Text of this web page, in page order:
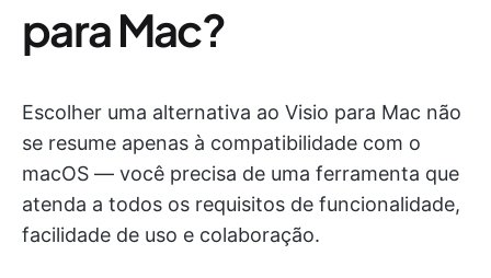
para Mac?
Escolher uma alternativa ao Visio para Mac não
se resume apenas à compatibilidade com o
macOS — você precisa de uma ferramenta que
atenda a todos os requisitos de funcionalidade,
facilidade de uso e colaboração.